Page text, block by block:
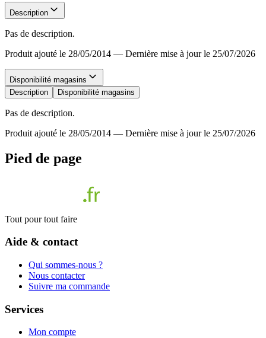
Description
Pas de description.
Produit ajouté le 28/05/2014 — Dernière mise à jour le 25/07/2026
Disponibilité magasins
Description
Disponibilité magasins
Pas de description.
Produit ajouté le 28/05/2014 — Dernière mise à jour le 25/07/2026
Pied de page
Tout pour tout faire
Aide & contact
Qui sommes-nous ?
Nous contacter
Suivre ma commande
Services
Mon compte